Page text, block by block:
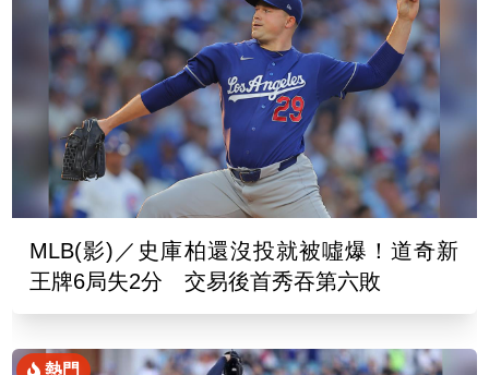
MLB(影)／史庫柏還沒投就被噓爆！道奇新
王牌6局失2分 交易後首秀吞第六敗
熱門